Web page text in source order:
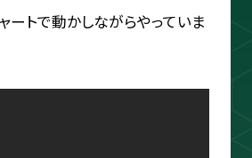
を開始し億トレ達成📈 現在
解説。商材は一切販売せず、Y
ートで動かしながらやっていま